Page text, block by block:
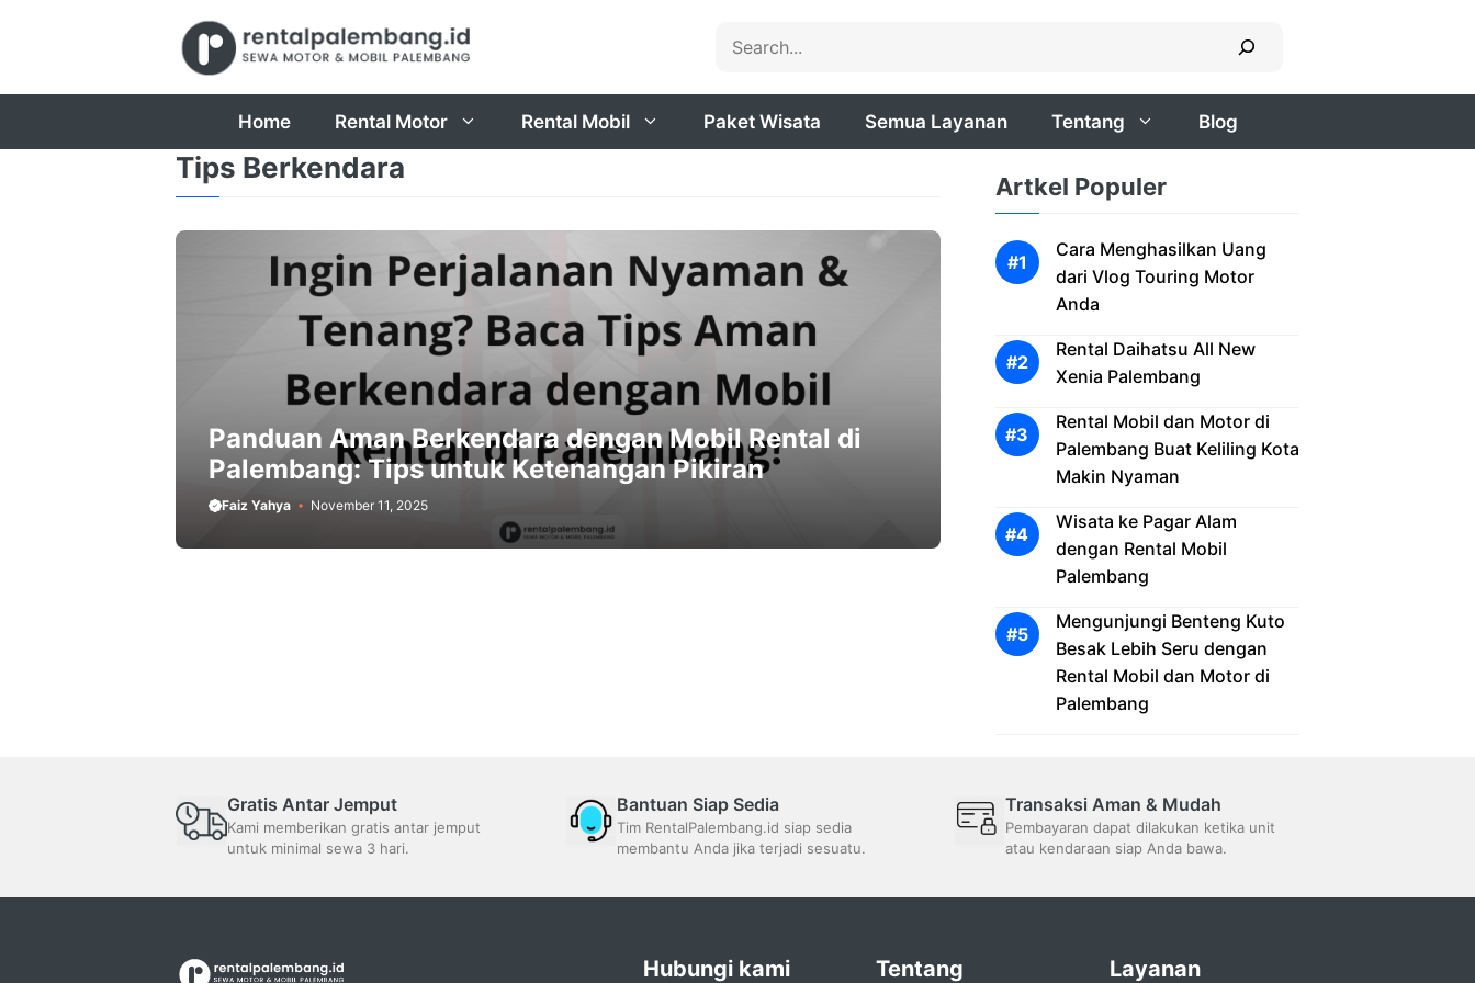
Home Rental Motor Rental Mobil Paket Wisata Semua Layanan Tentang Blog
Tips Berkendara
Panduan Aman Berkendara dengan Mobil Rental di
Palembang: Tips untuk Ketenangan Pikiran
Faiz Yahya November 11, 2025
Artkel Populer
Cara Menghasilkan Uang
dari Vlog Touring Motor
Anda
Rental Daihatsu All New
Xenia Palembang
Rental Mobil dan Motor di
Palembang Buat Keliling Kota
Makin Nyaman
Wisata ke Pagar Alam
dengan Rental Mobil
Palembang
Mengunjungi Benteng Kuto
Besak Lebih Seru dengan
Rental Mobil dan Motor di
Palembang
Gratis Antar Jemput
Kami memberikan gratis antar jemput
untuk minimal sewa 3 hari.
Bantuan Siap Sedia
Tim RentalPalembang.id siap sedia
membantu Anda jika terjadi sesuatu.
Transaksi Aman & Mudah
Pembayaran dapat dilakukan ketika unit
atau kendaraan siap Anda bawa.
Hubungi kami Tentang Layanan